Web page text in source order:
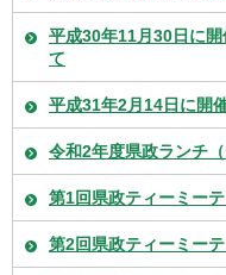
平成30年11月30日に
て
平成31年2月14日に開
令和2年度県政ランチ
第1回県政ティーミー
第2回県政ティーミー